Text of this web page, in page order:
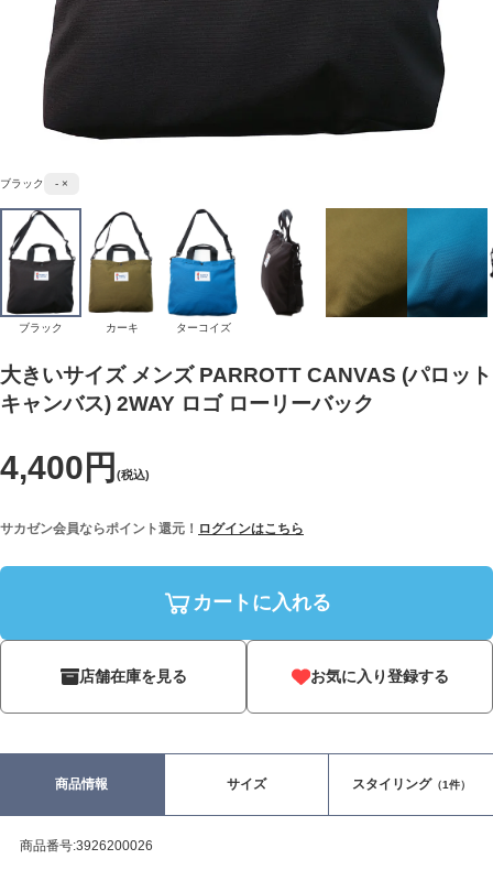
大きいサイズ メンズ PARROTT CANVAS (パロット
キャンバス) 2WAY ロゴ ローリーバック
4,400円 (税込)
サカゼン会員ならポイント還元！ ログインはこちら
カートに入れる
店舗在庫を見る お気に入り登録する
ブラック - ×
ブラック カーキ ターコイズ
商品情報 サイズ スタイリング（1件）
商品番号:3926200026